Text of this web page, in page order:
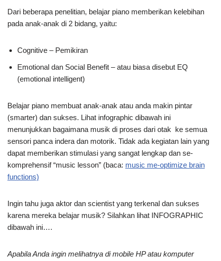
Dari beberapa penelitian, belajar piano memberikan kelebihan
pada anak-anak di 2 bidang, yaitu:
Cognitive – Pemikiran
Emotional dan Social Benefit – atau biasa disebut EQ
(emotional intelligent)
Belajar piano membuat anak-anak atau anda makin pintar
(smarter) dan sukses. Lihat infographic dibawah ini
menunjukkan bagaimana musik di proses dari otak ke semua
sensori panca indera dan motorik. Tidak ada kegiatan lain yang
dapat memberikan stimulasi yang sangat lengkap dan se-
komprehensif “music lesson” (baca: music me-optimize brain
functions)
Ingin tahu juga aktor dan scientist yang terkenal dan sukses
karena mereka belajar musik? Silahkan lihat INFOGRAPHIC
dibawah ini….
Apabila Anda ingin melihatnya di mobile HP atau komputer